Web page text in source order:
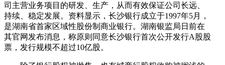
司主营业务项目的研发、生产，从而有效保证公司长远、
持续、稳定发展。资料显示，长沙银行成立于1997年5月，
是湖南省首家区域性股份制商业银行。湖南银监局日前在
其官网发布消息，称原则同意长沙银行首次公开发行A股股
票，发行规模不超过10亿股。